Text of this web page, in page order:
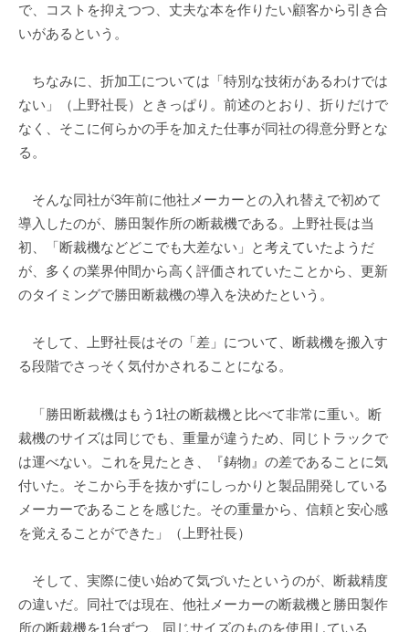
で、コストを抑えつつ、丈夫な本を作りたい顧客から引き合
いがあるという。
ちなみに、折加工については「特別な技術があるわけでは
ない」（上野社長）ときっぱり。前述のとおり、折りだけで
なく、そこに何らかの手を加えた仕事が同社の得意分野とな
る。
そんな同社が3年前に他社メーカーとの入れ替えで初めて
導入したのが、勝田製作所の断裁機である。上野社長は当
初、「断裁機などどこでも大差ない」と考えていたようだ
が、多くの業界仲間から高く評価されていたことから、更新
のタイミングで勝田断裁機の導入を決めたという。
そして、上野社長はその「差」について、断裁機を搬入す
る段階でさっそく気付かされることになる。
「勝田断裁機はもう1社の断裁機と比べて非常に重い。断
裁機のサイズは同じでも、重量が違うため、同じトラックで
は運べない。これを見たとき、『鋳物』の差であることに気
付いた。そこから手を抜かずにしっかりと製品開発している
メーカーであることを感じた。その重量から、信頼と安心感
を覚えることができた」（上野社長）
そして、実際に使い始めて気づいたというのが、断裁精度
の違いだ。同社では現在、他社メーカーの断裁機と勝田製作
所の断裁機を1台ずつ、同じサイズのものを使用している